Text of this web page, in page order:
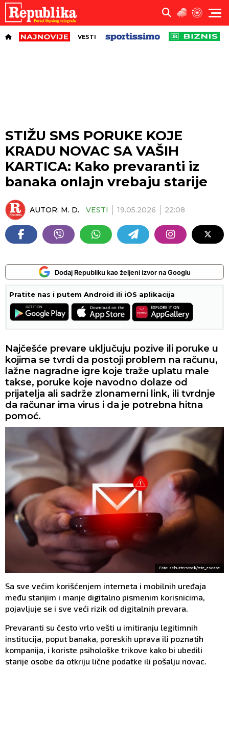
VESTI
STIŽU SMS PORUKE KOJE
KRADU NOVAC SA VAŠIH
KARTICA: Kako prevaranti iz
banaka onlajn vrebaju starije
AUTOR: M. D. VESTI 19.05.2026 22:08
Dodaj Republiku kao željeni izvor na Googlu
Pratite nas i putem Android ili iOS aplikacija
Najčešće prevare uključuju pozive ili poruke u
kojima se tvrdi da postoji problem na računu,
lažne nagradne igre koje traže uplatu male
takse, poruke koje navodno dolaze od
prijatelja ali sadrže zlonamerni link, ili tvrdnje
da računar ima virus i da je potrebna hitna
pomoć.
Foto: schutterstock/tete_escape
Sa sve većim korišćenjem interneta i mobilnih uređaja
među starijim i manje digitalno pismenim korisnicima,
pojavljuje se i sve veći rizik od digitalnih prevara.
Prevaranti su često vrlo vešti u imitiranju legitimnih
institucija, poput banaka, poreskih uprava ili poznatih
kompanija, i koriste psihološke trikove kako bi ubedili
starije osobe da otkriju lične podatke ili pošalju novac.